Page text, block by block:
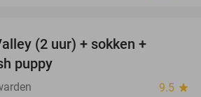
(2 uur) + sokken +
puppy
9.5 star